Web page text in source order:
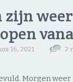
16, 2021 2
Morgen weer